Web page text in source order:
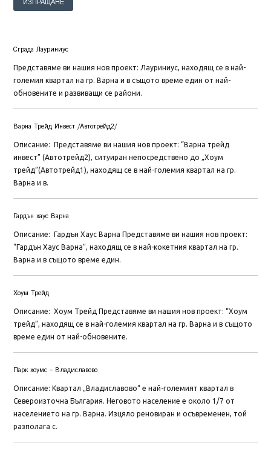
Сграда Лауриниус
Представяме ви нашия нов проект: Лауриниус, находящ се в най-
големия квартал на гр. Варна и в същото време един от най-
обновените и развиващи се райони.
Варна Трейд Инвест /Автотрейд2/
Описание: Представяме ви нашия нов проект: “Варна трейд
инвест” (Автотрейд2), ситуиран непосредствено до „Хоум
трейд”(Автотрейд1), находящ се в най-големия квартал на гр.
Варна и в.
Гардън хаус Варна
Описание: Гардън Хаус Варна Представяме ви нашия нов проект:
“Гардън Хаус Варна”, находящ се в най-кокетния квартал на гр.
Варна и в същото време един.
Хоум Трейд
Описание: Хоум Трейд Представяме ви нашия нов проект: “Хоум
трейд”, находящ се в най-големия квартал на гр. Варна и в същото
време един от най-обновените.
Парк хоумс – Владиславово
Описание: Квартал „Владиславово“ е най-големият квартал в
Североизточна България. Неговото население е около 1/7 от
населението на гр. Варна. Изцяло реновиран и осъвременен, той
разполага с.